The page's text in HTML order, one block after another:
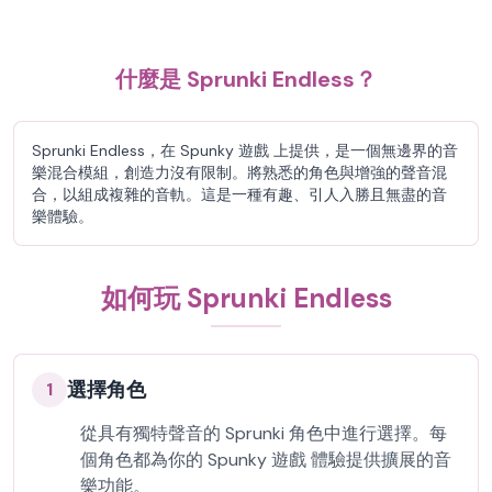
什麼是 Sprunki Endless？
Sprunki Endless，在 Spunky 遊戲 上提供，是一個無邊界的音
樂混合模組，創造力沒有限制。將熟悉的角色與增強的聲音混
合，以組成複雜的音軌。這是一種有趣、引人入勝且無盡的音
樂體驗。
如何玩 Sprunki Endless
1 選擇角色
從具有獨特聲音的 Sprunki 角色中進行選擇。每
個角色都為你的 Spunky 遊戲 體驗提供擴展的音
樂功能。